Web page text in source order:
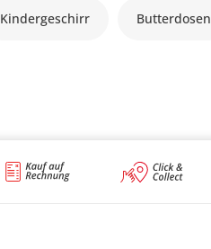
Kindergeschirr Butterdosen